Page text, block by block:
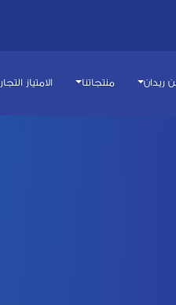
ريدان منتجاتنا الامتياز